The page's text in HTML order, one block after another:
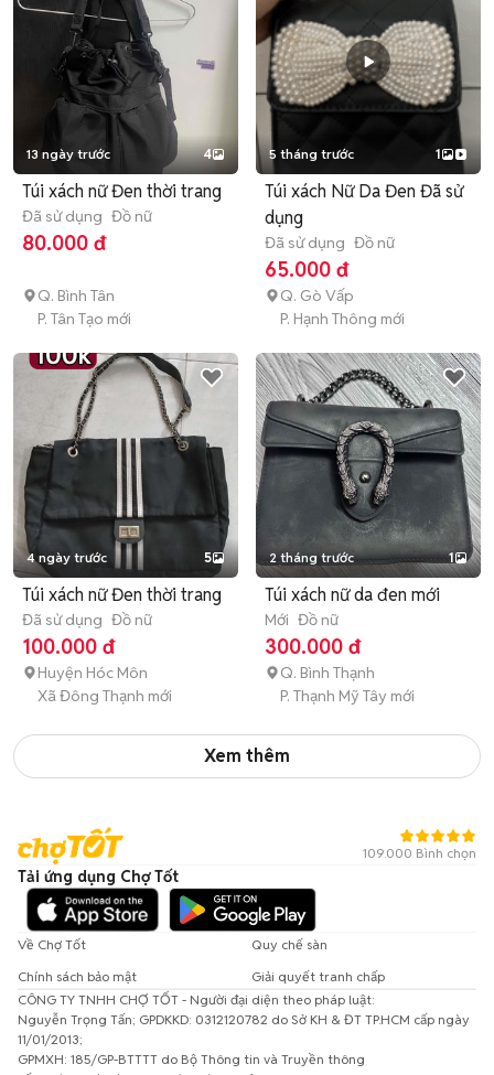
13 ngày trước 4
Túi xách nữ Đen thời trang
Đã sử dụng Đồ nữ
80.000 đ
Q. Bình Tân
P. Tân Tạo mới
5 tháng trước 1
Túi xách Nữ Da Đen Đã sử
dụng
Đã sử dụng Đồ nữ
65.000 đ
Q. Gò Vấp
P. Hạnh Thông mới
4 ngày trước 5
Túi xách nữ Đen thời trang
Đã sử dụng Đồ nữ
100.000 đ
Huyện Hóc Môn
Xã Đông Thạnh mới
2 tháng trước 1
Túi xách nữ da đen mới
Mới Đồ nữ
300.000 đ
Q. Bình Thạnh
P. Thạnh Mỹ Tây mới
Xem thêm
109.000 Bình chọn
Tải ứng dụng Chợ Tốt
Về Chợ Tốt
Quy chế sàn
Chính sách bảo mật
Giải quyết tranh chấp
CÔNG TY TNHH CHỢ TỐT - Người đại diện theo pháp luật:
Nguyễn Trọng Tấn; GPDKKD: 0312120782 do Sở KH & ĐT TP.HCM cấp ngày
11/01/2013;
GPMXH: 185/GP-BTTTT do Bộ Thông tin và Truyền thông